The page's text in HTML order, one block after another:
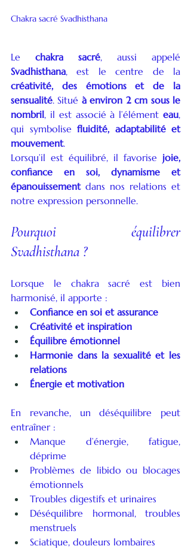
Chakra sacré Svadhisthana
Le chakra sacré
Svadhisthana
créativité, des émotions et de la
sensualité. Situé à environ 2 cm sous le
nombril, il est associé à l’élément eau,
qui symbolise fluidité, adaptabilité et
mouvement.
Lorsqu’il est équilibré, il favorise joie,
confiance en soi, dynamisme et
épanouissement dans nos relations et
notre expression personnelle.
Pourquoi équilibrer
Svadhisthana ?
Lorsque le chakra sacré est bien
harmonisé, il apporte :
Confiance en soi et assurance
Créativité et inspiration
Équilibre émotionnel
Harmonie dans la sexualité et les
relations
Énergie et motivation
En revanche, un déséquilibre peut
entraîner :
Manque d’énergie, fatigue,
déprime
Problèmes de libido ou blocages
émotionnels
Troubles digestifs et urinaires
Déséquilibre hormonal, troubles
menstruels
Sciatique, douleurs lombaires